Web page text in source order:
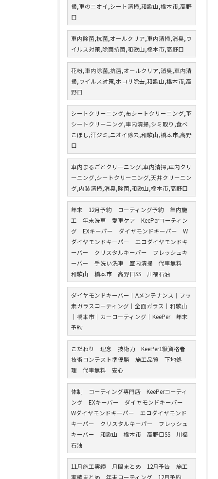
掃,車のニオイ,シート清掃,和歌山,橋本市,高野
口
車内除菌,抗菌,オールクリア,車内清掃,消臭,ウ
イルス対策,除菌抗菌,和歌山,橋本市,高野口
花粉,車内除菌,抗菌,オールクリア,消臭,車内清
掃,ウイルス対策,ホコリ除去,和歌山,橋本市,高
野口
シートクリーニング,布シートクリーニング,革
シートクリーニング,車内清掃,シミ取り,食べ
こぼし,汗ジミ,ニオイ除去,和歌山,橋本市,高野
口
車内まるごとクリーニング,車内清掃,車内クリ
ーニング,シートクリーニング,天井クリーニン
グ,内装清掃,消臭,除菌,和歌山,橋本市,高野口
年末 12月予約 コーティング予約 年内施
工 年末洗車 愛車ケア KeePerコーティン
グ EXキーパー ダイヤモンドキーパー W
ダイヤモンドキーパー エコダイヤモンドキ
ーパー クリスタルキーパー フレッシュキ
ーパー 手洗い洗車 室内清掃 代車無料
和歌山 橋本市 高野口SS 川福石油
ダイヤモンドキーパー｜Aメンテナンス｜フッ
素ガラスコーティング｜全面ガラス｜和歌山
｜橋本市｜カーコーティング｜KeePer｜年末
予約
こだわり 理念 技術力 KeePer1級資格者
技術コンテスト準優勝 施工品質 下地処
理 代車無料 安心
体制 コーティング専門店 KeePerコーティ
ング EXキーパー ダイヤモンドキーパー
Wダイヤモンドキーパー エコダイヤモンド
キーパー クリスタルキーパー フレッシュ
キーパー 和歌山 橋本市 高野口SS 川福
石油
11月施工実績 月間まとめ 12月予告 施工
実績まとめ 年末コーティング 12月予約